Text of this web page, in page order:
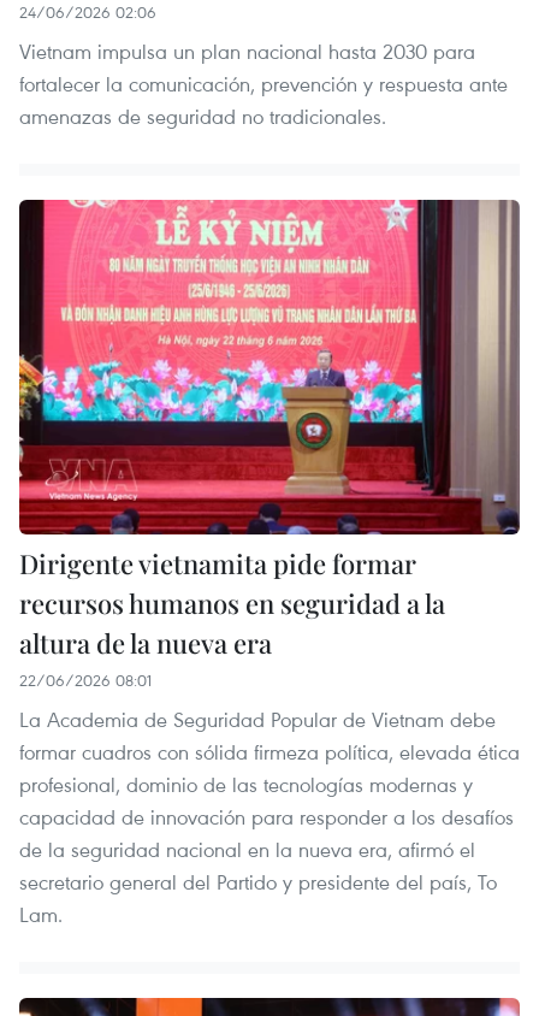
24/06/2026 02:06
Vietnam impulsa un plan nacional hasta 2030 para
fortalecer la comunicación, prevención y respuesta ante
amenazas de seguridad no tradicionales.
Dirigente vietnamita pide formar
recursos humanos en seguridad a la
altura de la nueva era
22/06/2026 08:01
La Academia de Seguridad Popular de Vietnam debe
formar cuadros con sólida firmeza política, elevada ética
profesional, dominio de las tecnologías modernas y
capacidad de innovación para responder a los desafíos
de la seguridad nacional en la nueva era, afirmó el
secretario general del Partido y presidente del país, To
Lam.